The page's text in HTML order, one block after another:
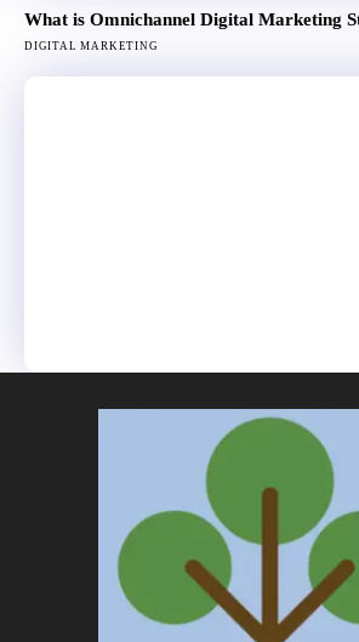
What is Omnichannel Digital Marketing
DIGITAL MARKETING